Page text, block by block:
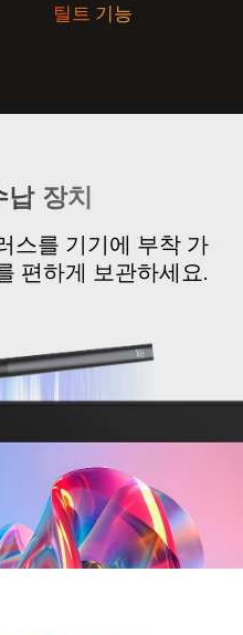
틸트 기능
장치
스를 기기에 부착 가
편하게 보관하세요.